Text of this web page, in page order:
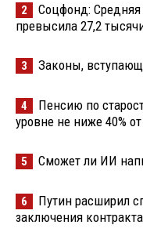
2
Соцфонд: Средняя
превысила 27,2
3 Законы,
4
Пенсию по
уровне не ниже 40%
5 Сможет ли ИИ
6
Путин расширил
заключения